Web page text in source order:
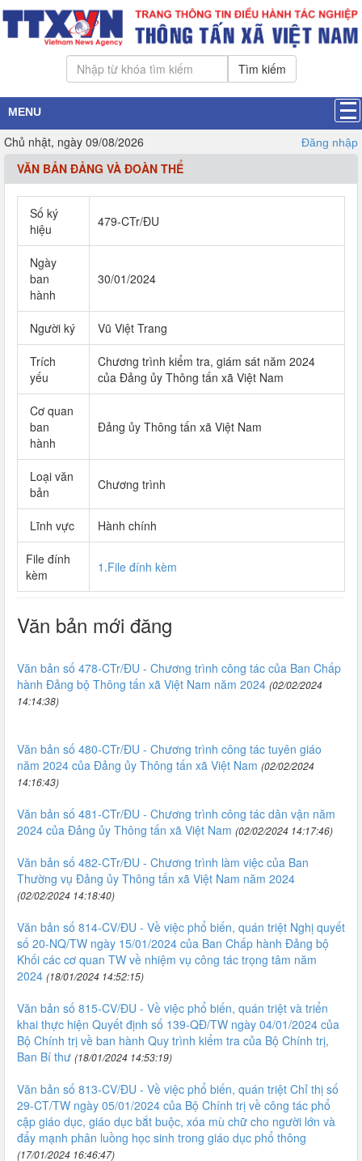
Tìm kiếm
MENU
Chủ nhật, ngày 09/08/2026 Đăng nhập
VĂN BẢN ĐẢNG VÀ ĐOÀN THỂ
Số ký
hiệu
479-CTr/ĐU
Ngày
ban
hành
30/01/2024
Người ký Vũ Việt Trang
Trích
yếu
Chương trình kiểm tra, giám sát năm 2024
của Đảng ủy Thông tấn xã Việt Nam
Cơ quan
ban
hành
Đảng ủy Thông tấn xã Việt Nam
Loại văn
bản
Chương trình
Lĩnh vực Hành chính
File đính
kèm
1.File đính kèm
Văn bản mới đăng
Văn bản số 478-CTr/ĐU - Chương trình công tác của Ban Chấp
hành Đảng bộ Thông tấn xã Việt Nam năm 2024 (02/02/2024
14:14:38)
Văn bản số 480-CTr/ĐU - Chương trình công tác tuyên giáo
năm 2024 của Đảng ủy Thông tấn xã Việt Nam (02/02/2024
14:16:43)
Văn bản số 481-CTr/ĐU - Chương trình công tác dân vận năm
2024 của Đảng ủy Thông tấn xã Việt Nam (02/02/2024 14:17:46)
Văn bản số 482-CTr/ĐU - Chương trình làm việc của Ban
Thường vụ Đảng ủy Thông tấn xã Việt Nam năm 2024
(02/02/2024 14:18:40)
Văn bản số 814-CV/ĐU - Về việc phổ biến, quán triệt Nghị quyết
số 20-NQ/TW ngày 15/01/2024 của Ban Chấp hành Đảng bộ
Khối các cơ quan TW về nhiệm vụ công tác trọng tâm năm
2024 (18/01/2024 14:52:15)
Văn bản số 815-CV/ĐU - Về việc phổ biến, quán triệt và triển
khai thực hiện Quyết định số 139-QĐ/TW ngày 04/01/2024 của
Bộ Chính trị về ban hành Quy trình kiểm tra của Bộ Chính trị,
Ban Bí thư (18/01/2024 14:53:19)
Văn bản số 813-CV/ĐU - Về việc phổ biến, quán triệt Chỉ thị số
29-CT/TW ngày 05/01/2024 của Bộ Chính trị về công tác phổ
cập giáo dục, giáo dục bắt buộc, xóa mù chữ cho người lớn và
đẩy mạnh phân luồng học sinh trong giáo dục phổ thông
(17/01/2024 16:46:47)